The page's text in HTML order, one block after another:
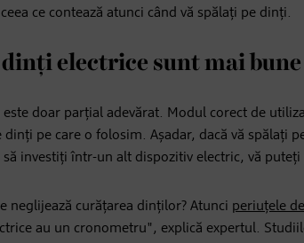
ce contează atunci când vă spălați pe dinți.
electrice sunt mai bune
doar parțial adevărat. Modul corect de
pe care o folosim. Așadar, dacă vă spălați
investiți într-un alt dispozitiv electric, vă puteți
neglijează curățarea dinților? Atunci periuțele
au un cronometru", explică expertul.